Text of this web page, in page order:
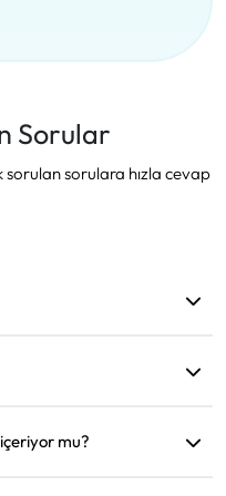
Sorular
sorulan sorulara hızla cevap
tükettiğinizde hız
mu?